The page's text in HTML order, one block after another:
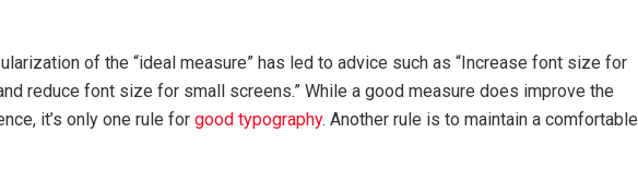
of the “ideal measure” has led to advice such as “Increase font size for
reduce font size for small screens.” While a good measure does improve the
it’s only one rule for good typography. Another rule is to maintain a comfortable